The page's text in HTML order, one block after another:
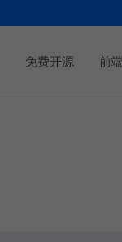
免费开源 前